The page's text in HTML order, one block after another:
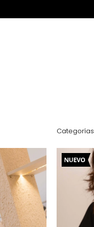
Categorías